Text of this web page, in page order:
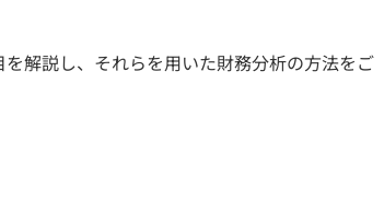
解説し、それらを用いた財務分析の方法をご